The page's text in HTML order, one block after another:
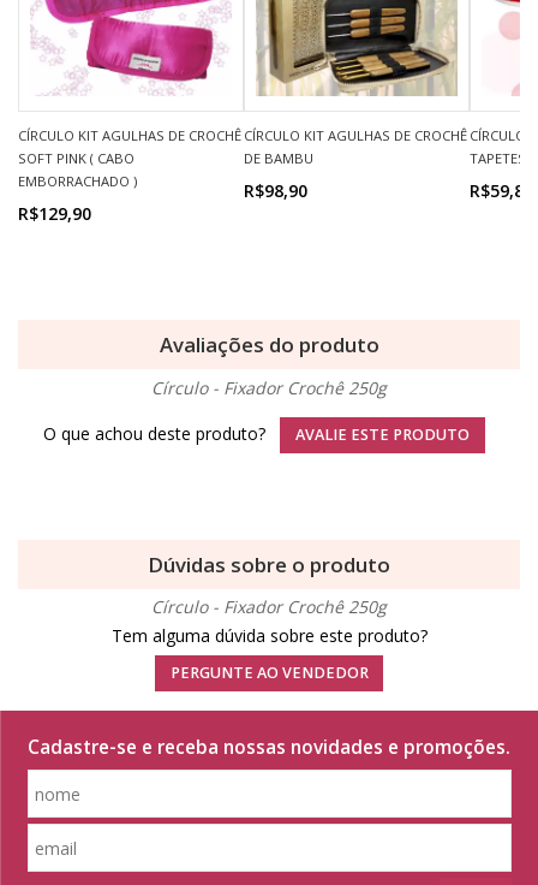
CÍRCULO KIT AGULHAS DE CROCHÊ
SOFT PINK ( CABO
EMBORRACHADO )
R$129,90
CÍRCULO KIT AGULHAS DE CROCHÊ
DE BAMBU
R$98,90
CÍRCULO
TAPETES
R$59,80
Avaliações do produto
Círculo - Fixador Crochê 250g
O que achou deste produto?
AVALIE ESTE PRODUTO
Dúvidas sobre o produto
Círculo - Fixador Crochê 250g
Tem alguma dúvida sobre este produto?
PERGUNTE AO VENDEDOR
Cadastre-se e receba nossas novidades e promoções.